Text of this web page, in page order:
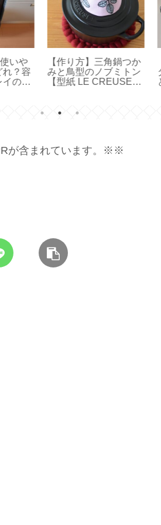
角鍋つか
ノブミトン
【コーヒースケール】
タイムモアの便利機能
と使い方【 Black
が含まれています。※※